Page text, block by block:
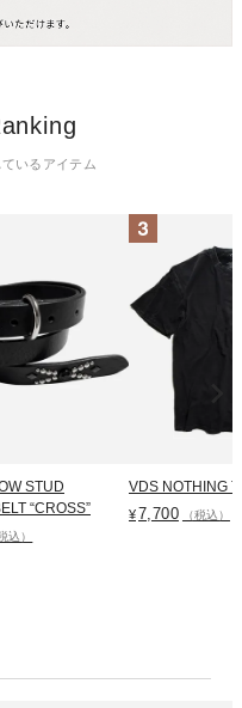
いるアイテム
STUD
“CROSS”
込）
VDS NOTHING
¥7,700 （税込）